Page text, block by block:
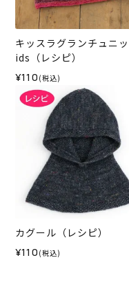
キッスラグランチュニ
ids（レシピ）
¥110 (税込)
カグール（レシピ）
¥110 (税込)